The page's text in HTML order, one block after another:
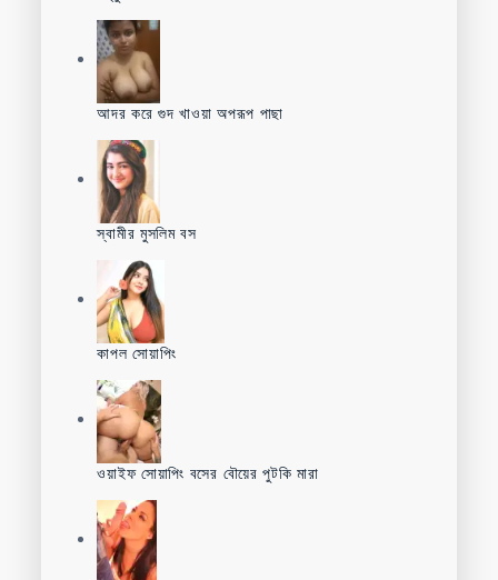
আদর করে গুদ খাওয়া অপরূপ পাছা
স্বামীর মুসলিম বস
কাপল সোয়াপিং
ওয়াইফ সোয়াপিং বসের বৌয়ের পুটকি মারা